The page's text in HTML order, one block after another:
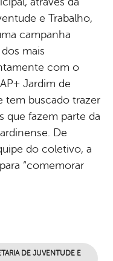
e Trabalho,
campanha
mais
com o
Jardim de
tem buscado trazer
que fazem parte da
De
do coletivo, a
“comemorar
DE JUVENTUDE E